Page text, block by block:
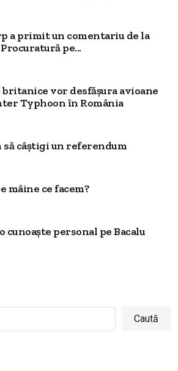
a primit un comentariu de la
Procuratură pe...
vor desfășura avioane
Typhoon în România
să câştigi un referendum
mâine ce facem?
cunoaște personal pe Bacalu